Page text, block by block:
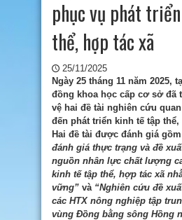
phục vụ phát
thể, hợp tác xã
25/11/2025
Ngày 25 tháng 11 năm 2025,
đồng khoa học cấp cơ sở đã
vệ hai đề tài nghiên cứu
đến phát triển kinh tế tập thể,
Hai đề tài được đánh giá
đánh giá thực trạng và đề
nguồn nhân lực chất lượng
kinh tế tập thể, hợp tác xã
vững” và “Nghiên cứu đề
các HTX nông nghiệp tập
vùng Đồng bằng sông Hồng